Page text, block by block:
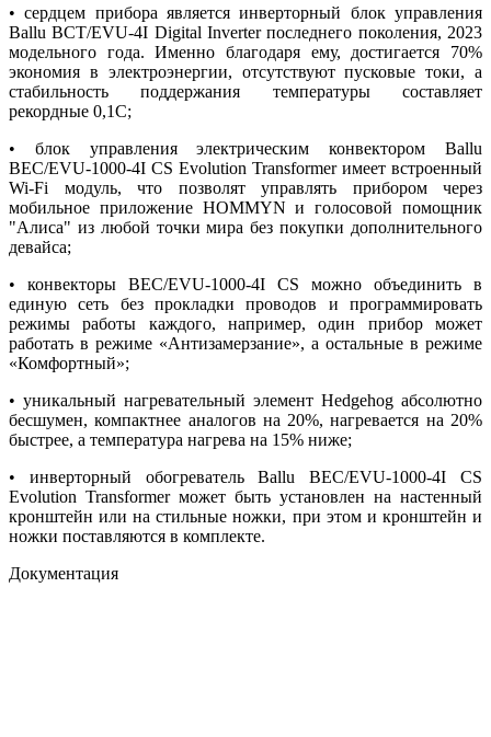
• сердцем прибора является инверторный блок управления
Ballu BCT/EVU-4I Digital Inverter последнего поколения, 2023
модельного года. Именно благодаря ему, достигается 70%
экономия в электроэнергии, отсутствуют пусковые токи, а
стабильность поддержания температуры составляет
рекордные 0,1С;
• блок управления электрическим конвектором Ballu
BEC/EVU-1000-4I CS Evolution Transformer имеет встроенный
Wi-Fi модуль, что позволят управлять прибором через
мобильное приложение HOMMYN и голосовой помощник
"Алиса" из любой точки мира без покупки дополнительного
девайса;
• конвекторы BEC/EVU-1000-4I CS можно объединить в
единую сеть без прокладки проводов и программировать
режимы работы каждого, например, один прибор может
работать в режиме «Антизамерзание», а остальные в режиме
«Комфортный»;
• уникальный нагревательный элемент Hedgehog абсолютно
бесшумен, компактнее аналогов на 20%, нагревается на 20%
быстрее, а температура нагрева на 15% ниже;
• инверторный обогреватель Ballu BEC/EVU-1000-4I CS
Evolution Transformer может быть установлен на настенный
кронштейн или на стильные ножки, при этом и кронштейн и
ножки поставляются в комплекте.
Документация